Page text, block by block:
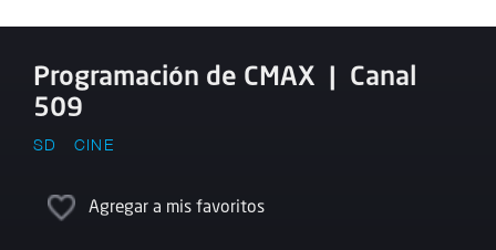
Programación de CMAX | Canal
509
SD CINE
Agregar a mis favoritos